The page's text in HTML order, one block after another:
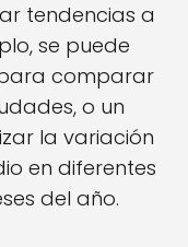
tendencias a
se puede
comparar
o un
la variación
en diferentes
del año.